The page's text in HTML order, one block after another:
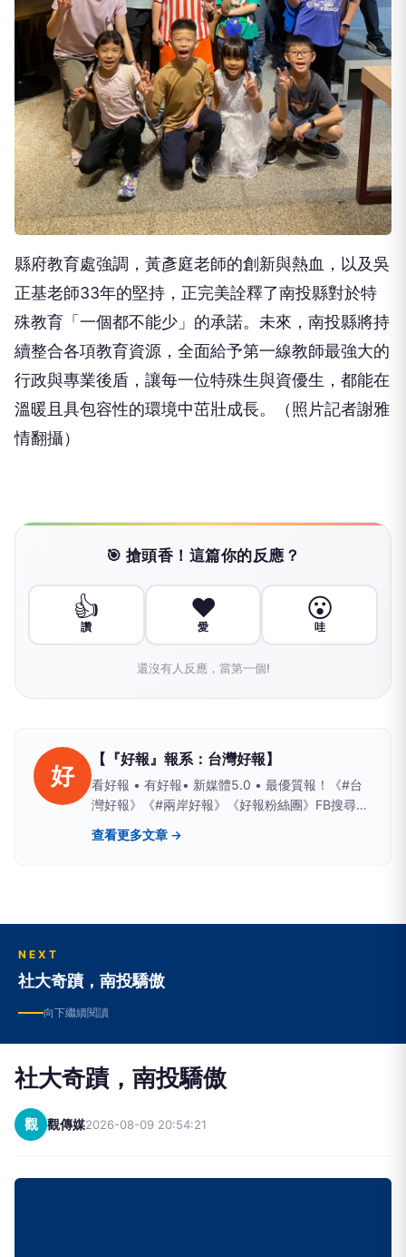
縣府教育處強調，黃彥庭老師的創新與熱血，以及吳
正基老師33年的堅持，正完美詮釋了南投縣對於特
殊教育「一個都不能少」的承諾。未來，南投縣將持
續整合各項教育資源，全面給予第一線教師最強大的
行政與專業後盾，讓每一位特殊生與資優生，都能在
溫暖且具包容性的環境中茁壯成長。（照片記者謝雅
情翻攝）
🎯 搶頭香！這篇你的反應？
👍
讚
❤️
愛
😮
哇
還沒有人反應，當第一個!
好
【『好報』報系：台灣好報】
看好報 • 有好報• 新媒體5.0 • 最優質報！《#台
灣好報》《#兩岸好報》《好報粉絲團》FB搜尋；
Yahoo、PChome、LIFE新聞、yamnews、
owlnews也看得到
查看更多文章 →
NEXT
社大奇蹟，南投驕傲
向下繼續閱讀
社大奇蹟，南投驕傲
觀 觀傳媒2026-08-09 20:54:21